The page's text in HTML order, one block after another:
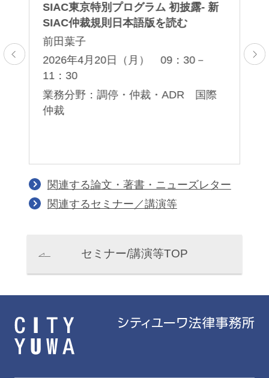
SIAC東京特別プログラム 初披露- 新
SIAC仲裁規則日本語版を読む
前田葉子
2026年4月20日（月） 09：30－
11：30
業務分野：調停・仲裁・ADR 国際
仲裁
前
関連する論文・著書・ニューズレター
関連するセミナー／講演等
セミナー/講演等TOP